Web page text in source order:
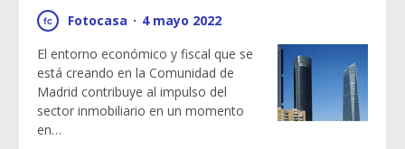
Fotocasa · 4 mayo 2022
El entorno económico y fiscal que se
está creando en la Comunidad de
Madrid contribuye al impulso del
sector inmobiliario en un momento
en…